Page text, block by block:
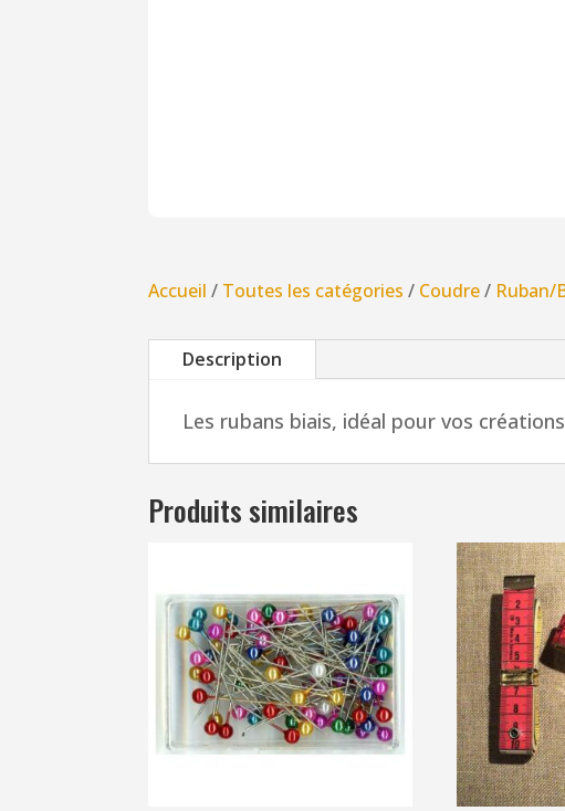
Accueil / Toutes les catégories / Coudre/ Ruban/
Description
Les rubans biais, idéal pour vos
Produits similaires